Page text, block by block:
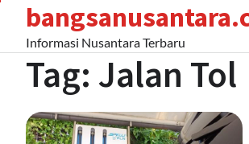
contentInformasi Nusantara Terbaru
Tag: Jalan Tol